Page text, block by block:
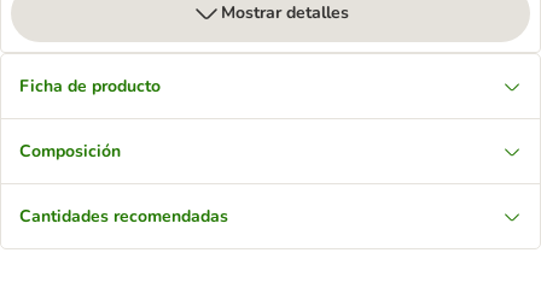
Mostrar detalles
Ficha de producto
Composición
Cantidades recomendadas